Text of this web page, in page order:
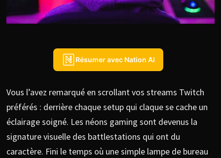
Résumer avec Nation AI
Vous l’avez remarqué en scrollant vos streams Twitch
préférés : derrière chaque setup qui claque se cache un
éclairage soigné. Les néons gaming sont devenus la
signature visuelle des battlestations qui ont du
caractère. Fini le temps où une simple lampe de bureau